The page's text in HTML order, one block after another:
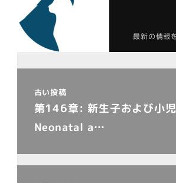
最新の情報
古い投稿
第146章: 新生子および小
Neonatal a…